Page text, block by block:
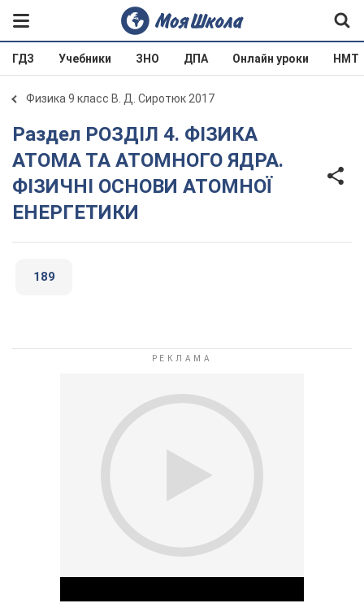
ГДЗ Учебники ЗНО ДПА Онлайн уроки НМТ
Физика 9 класс В. Д. Сиротюк 2017
Раздел РОЗДІЛ 4. ФІЗИКА
АТОМА ТА АТОМНОГО ЯДРА.
ФІЗИЧНІ ОСНОВИ АТОМНОЇ
ЕНЕРГЕТИКИ
189